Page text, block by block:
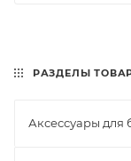
РАЗДЕЛЫ
Аксессуары для